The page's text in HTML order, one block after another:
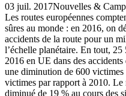
03 juil. 2017Nouvelles &
Les routes européennes
sûres au monde : en 2016, on
accidents de la route pour un
l’échelle planétaire. En tout,
2016 en UE dans des
une diminution de 600
victimes par rapport à 2010. Le
diminué de 19 % au cours des